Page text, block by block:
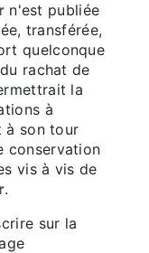
n'est publiée
transférée,
quelconque
rachat de
la
à
à son tour
conservation
vis à vis de
.
sur la